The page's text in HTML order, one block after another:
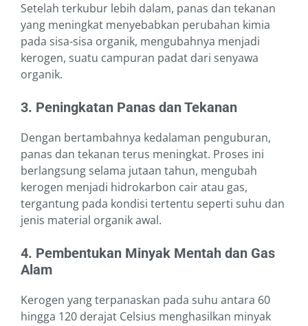
Setelah terkubur lebih dalam, panas dan tekanan
yang meningkat menyebabkan perubahan kimia
pada sisa-sisa organik, mengubahnya menjadi
kerogen, suatu campuran padat dari senyawa
organik.
3. Peningkatan Panas dan Tekanan
Dengan bertambahnya kedalaman penguburan,
panas dan tekanan terus meningkat. Proses ini
berlangsung selama jutaan tahun, mengubah
kerogen menjadi hidrokarbon cair atau gas,
tergantung pada kondisi tertentu seperti suhu dan
jenis material organik awal.
4. Pembentukan Minyak Mentah dan Gas
Alam
Kerogen yang terpanaskan pada suhu antara 60
hingga 120 derajat Celsius menghasilkan minyak